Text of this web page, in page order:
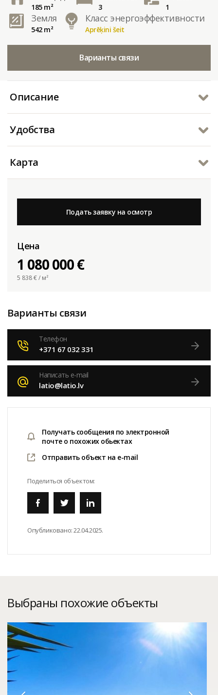
185 m² 3 1
Земля
542 m²
Класс энергоэффективности
Aprēķini šeit
Варианты связи
Описание
Удобства
Карта
Подать заявку на осмотр
Цена
1 080 000 €
5 838€ / м²
Варианты связи
Телефон
+371 67 032 331
Написать e-mail
latio@latio.lv
Получать сообщения по электронной
почте о похожих обьектах
Отправить объект на e-mail
Поделиться объектом:
Опубликовано:22.04.2025.
Выбраны похожие объекты